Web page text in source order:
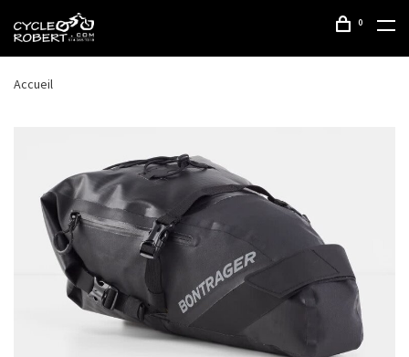
0
Accueil